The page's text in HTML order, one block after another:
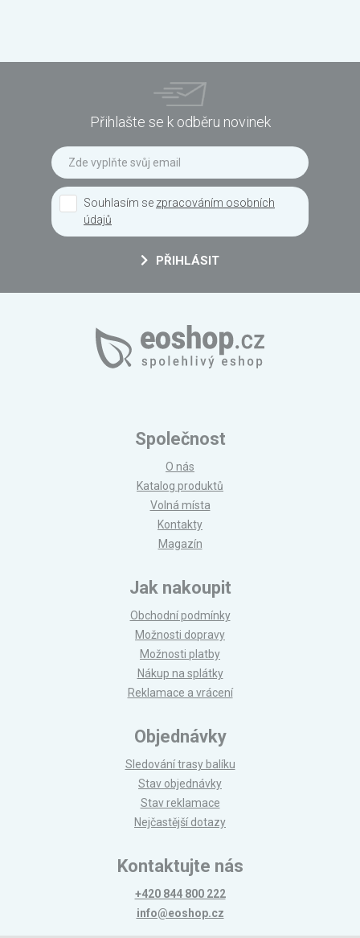
Přihlašte se k odběru novinek
Souhlasím se zpracováním osobních
údajů
PŘIHLÁSIT
Společnost
O nás
Katalog produktů
Volná místa
Kontakty
Magazín
Jak nakoupit
Obchodní podmínky
Možnosti dopravy
Možnosti platby
Nákup na splátky
Reklamace a vrácení
Objednávky
Sledování trasy balíku
Stav objednávky
Stav reklamace
Nejčastější dotazy
Kontaktujte nás
+420 844 800 222
info@eoshop.cz